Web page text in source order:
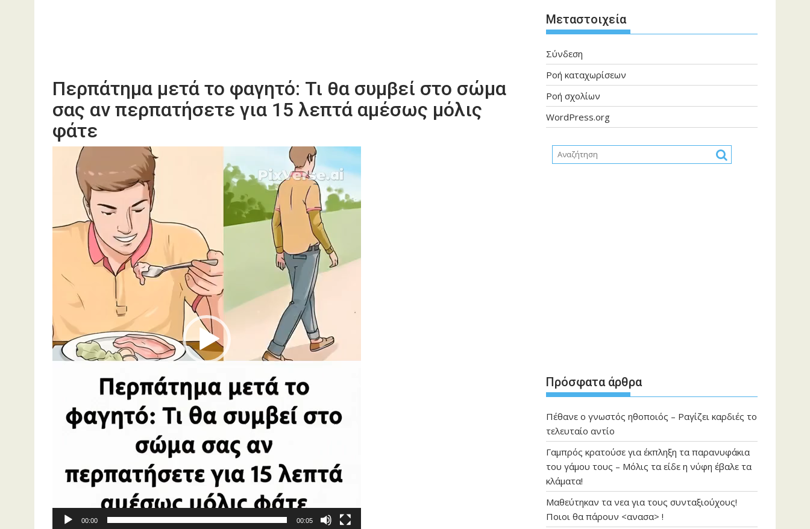
Περπάτημα μετά το φαγητό: Τι θα συμβεί στο σώμα
σας αν περπατήσετε για 15 λεπτά αμέσως μόλις
φάτε
Πρόγραμμα
Αναπαραγωγής
Βίντεο
00:00 00:05
Μεταστοιχεία
Σύνδεση
Ροή καταχωρίσεων
Ροή σχολίων
WordPress.org
Πρόσφατα άρθρα
Πέθανε ο γνωστός ηθοποιός – Ραγίζει καρδιές το
τελευταίο αντίο
Γαμπρός κρατούσε για έκπληξη τα παρανυφάκια
του γάμου τους – Μόλις τα είδε η νύφη έβαλε τα
κλάματα!
Μαθεύτηκαν τα νεα για τους συνταξιούχους!
Ποιοι θα πάρουν <ανασα> !